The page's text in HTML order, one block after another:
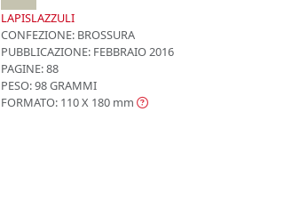
LAPISLAZZULI
CONFEZIONE: BROSSURA
PUBBLICAZIONE: FEBBRAIO 2016
PAGINE: 88
PESO: 98 GRAMMI
FORMATO: 110 X 180 mm